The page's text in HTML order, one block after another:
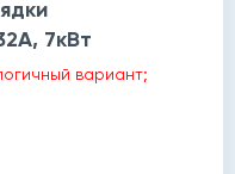
7кВт
вариант;